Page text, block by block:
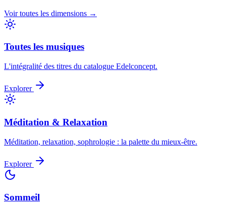
Voir toutes les dimensions →
Toutes les musiques
L'intégralité des titres du catalogue Edelconcept.
Explorer
Méditation & Relaxation
Méditation, relaxation, sophrologie : la palette du mieux-être.
Explorer
Sommeil